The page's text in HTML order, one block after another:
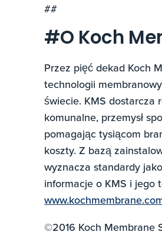
##
#O Koch
Przez pięć dekad Koch
technologii
świecie. KMS dostarcza
komunalne, przemysł
pomagając tysiącom
koszty. Z bazą
wyznacza standardy
informacje o KMS i jego
©2016 Koch Membrane